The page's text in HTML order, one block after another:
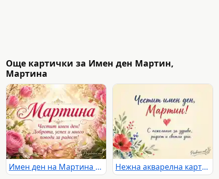
Още картички за Имен ден Мартин,
Мартина
Имен ден на Мартина с розови цветя и топло празнично послание Нежна акварелна картичка за имен ден на Мартин с цветя и сърдечно послание